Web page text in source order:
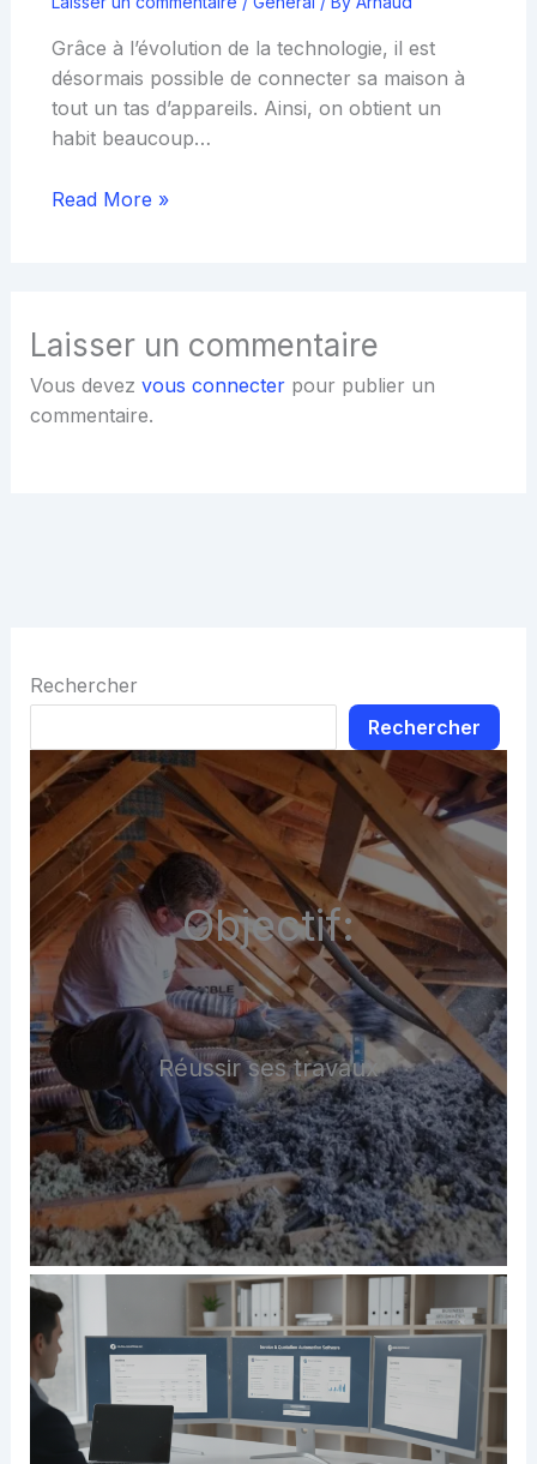
Grâce à l’évolution de la technologie, il est
désormais possible de connecter sa maison à
tout un tas d’appareils. Ainsi, on obtient un
habit beaucoup…
Read More »
Laisser un commentaire
Vous devez vous connecterpour publier un
commentaire.
Rechercher
Rechercher
Objectif:
Réussir ses travaux